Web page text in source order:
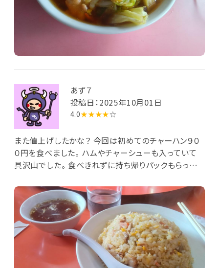
あず７
投稿日：2025年10月01日
4.0★★★★☆
また値上げしたかな？ 今回は初めてのチャーハン９０
０円を食べました。 ハムやチャーシューも入っていて
具沢山でした。 食べきれずに持ち帰りパックもらって
う間に満席にやっぱり人気あるね～